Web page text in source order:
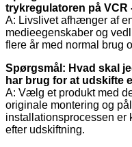
trykregulatoren på VCR
A: Livslivet afhænger af
medieegenskaber og
flere år med normal brug
Spørgsmål: Hvad skal
har brug for at udskifte
A: Vælg et produkt med
originale montering og
installationsprocessen er
efter udskiftning.